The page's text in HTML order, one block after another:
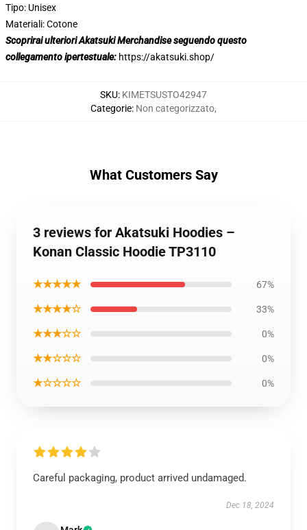
Tipo: Unisex
Materiali: Cotone
Scoprirai ulteriori Akatsuki Merchandise seguendo questo
collegamento ipertestuale: https://akatsuki.shop/
SKU: KIMETSUSTO42947
Categorie: Non categorizzato,
What Customers Say
3 reviews for Akatsuki Hoodies –
Konan Classic Hoodie TP3110
★★★★★ 67%
★★★★☆ 33%
★★★☆☆ 0%
★★☆☆☆ 0%
★☆☆☆☆ 0%
Careful packaging, product arrived undamaged.
Dec 18, 2024